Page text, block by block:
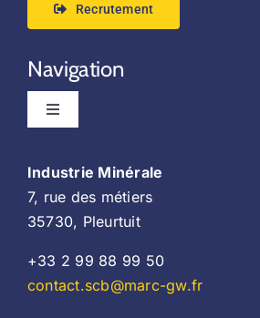
Contact
Politique de confidentialité
Recrutement
Navigation
Toggle
Implantation
Produits
Industrie Minérale
7, rue des métiers
35730, Pleurtuit
+33 2 99 88 99 50
contact.scb@marc-gw.fr